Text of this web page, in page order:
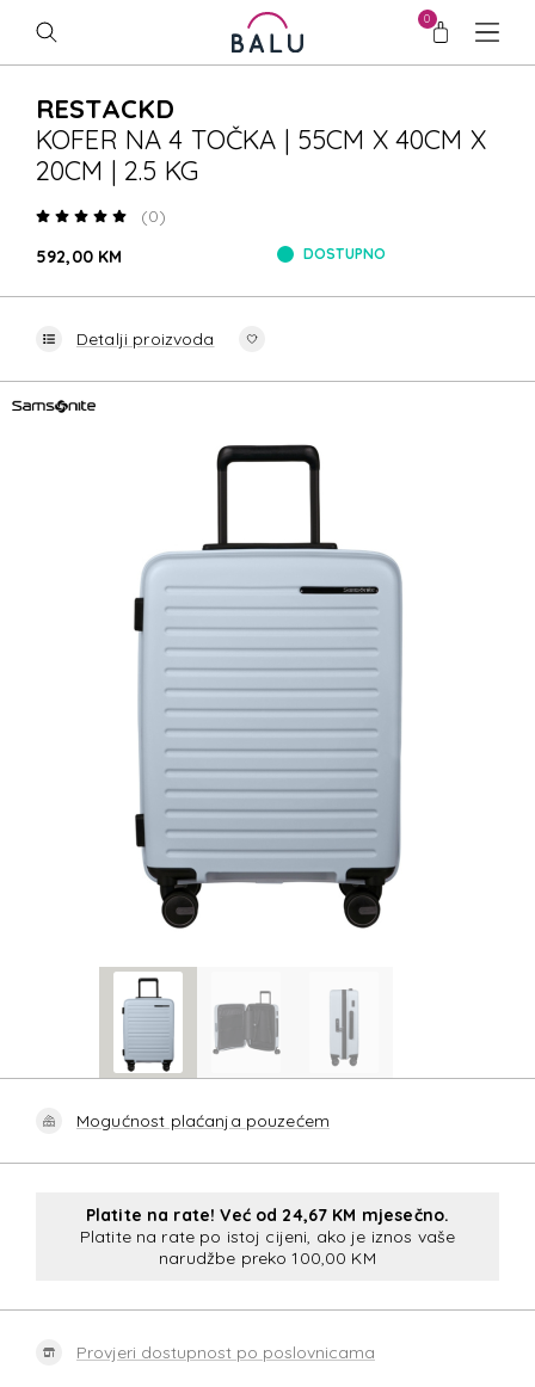
0
RESTACKD
KOFER NA 4 TOČKA | 55CM X 40CM X
20CM | 2.5 KG
(0)
592,00 KM
DOSTUPNO
Detalji proizvoda
Mogućnost plaćanja pouzećem
Platite na rate! Već od 24,67 KM mjesečno.
Platite na rate po istoj cijeni, ako je iznos vaše
narudžbe preko 100,00 KM
Provjeri dostupnost po poslovnicama